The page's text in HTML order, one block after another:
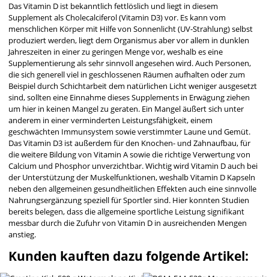
Das Vitamin D ist bekanntlich fettlöslich und liegt in diesem
Supplement als Cholecalciferol (Vitamin D3) vor. Es kann vom
menschlichen Körper mit Hilfe von Sonnenlicht (UV-Strahlung) selbst
produziert werden, liegt dem Organismus aber vor allem in dunklen
Jahreszeiten in einer zu geringen Menge vor, weshalb es eine
Supplementierung als sehr sinnvoll angesehen wird. Auch Personen,
die sich generell viel in geschlossenen Räumen aufhalten oder zum
Beispiel durch Schichtarbeit dem natürlichen Licht weniger ausgesetzt
sind, sollten eine Einnahme dieses Supplements in Erwägung ziehen
um hier in keinen Mangel zu geraten. Ein Mangel äußert sich unter
anderem in einer verminderten Leistungsfähigkeit, einem
geschwächten Immunsystem sowie verstimmter Laune und Gemüt.
Das Vitamin D3 ist außerdem für den Knochen- und Zahnaufbau, für
die weitere Bildung von Vitamin A sowie die richtige Verwertung von
Calcium und Phosphor unverzichtbar. Wichtig wird Vitamin D auch bei
der Unterstützung der Muskelfunktionen, weshalb Vitamin D Kapseln
neben den allgemeinen gesundheitlichen Effekten auch eine sinnvolle
Nahrungsergänzung speziell für Sportler sind. Hier konnten Studien
bereits belegen, dass die allgemeine sportliche Leistung signifikant
messbar durch die Zufuhr von Vitamin D in ausreichenden Mengen
anstieg.
Kunden kauften dazu folgende Artikel: